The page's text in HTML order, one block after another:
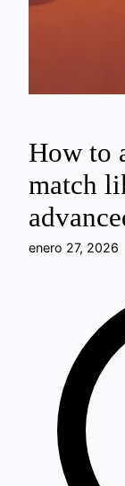
How to
match
enero 27, 2026